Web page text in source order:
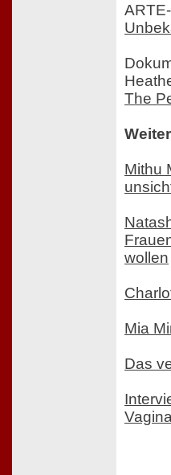
The
Mithu
wollen
Mia
Das